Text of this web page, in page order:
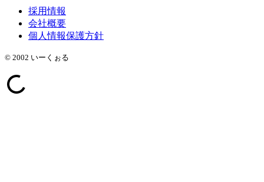
採用情報
会社概要
個人情報保護方針
© 2002 いーくぉる